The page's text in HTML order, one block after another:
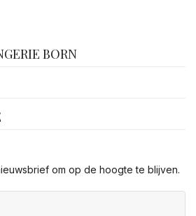
BORN
om op de hoogte te blijven.